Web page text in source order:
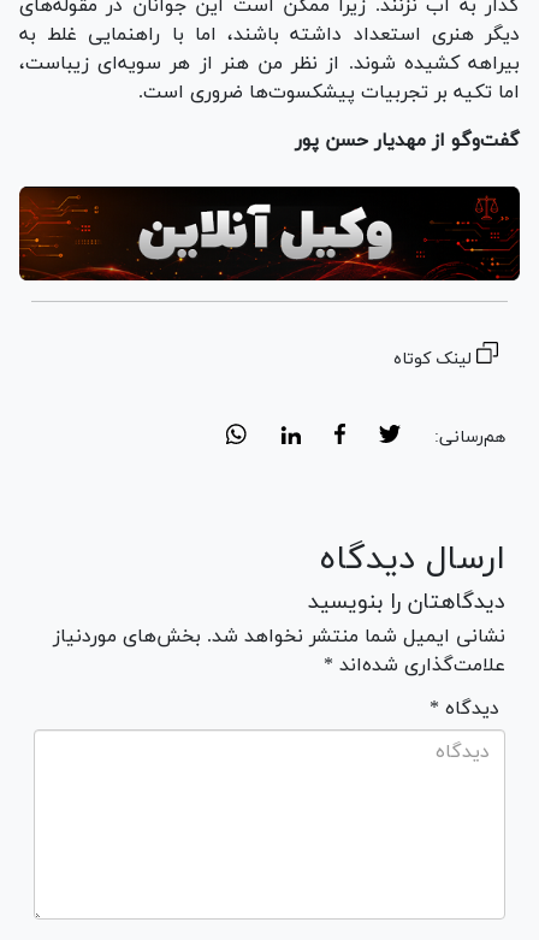
گدار به آب نزنند. زیرا ممکن است این جوانان در مقوله‌های
دیگر هنری استعداد داشته باشند، اما با راهنمایی غلط به
بیراهه کشیده شوند. از نظر من هنر از هر سویه‌ای زیباست،
اما تکیه بر تجربیات پیشکسوت‌ها ضروری است.
گفت‌وگو از مهدیار حسن پور
لینک کوتاه
هم‌رسانی:
ارسال دیدگاه
دیدگاهتان را بنویسید
نشانی ایمیل شما منتشر نخواهد شد. بخش‌های موردنیاز
علامت‌گذاری شده‌اند *
* دیدگاه